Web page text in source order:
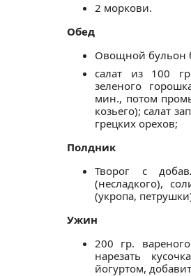
2 моркови.
Обед
Овощной бульон
салат из 100
зеленого
мин., потом
козьего); салат
грецких орехов;
Полдник
Творог с
(несладкого),
(укропа,
Ужин
200 гр.
нарезать
йогуртом,